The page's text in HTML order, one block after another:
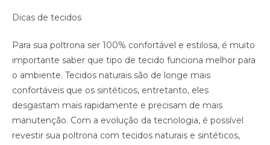
Dicas de tecidos
Para sua poltrona ser 100% confortável e estilosa, é muito
importante saber que tipo de tecido funciona melhor para
o ambiente. Tecidos naturais são de longe mais
confortáveis que os sintéticos, entretanto, eles
desgastam mais rapidamente e precisam de mais
manutenção. Com a evolução da tecnologia, é possível
revestir sua poltrona com tecidos naturais e sintéticos,